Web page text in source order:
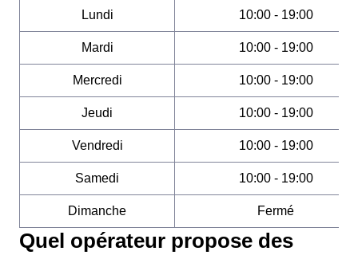
Lundi 10:00 - 19:00
Mardi 10:00 - 19:00
Mercredi 10:00 - 19:00
Jeudi 10:00 - 19:00
Vendredi 10:00 - 19:00
Samedi 10:00 - 19:00
Dimanche Fermé
Quel opérateur propose des